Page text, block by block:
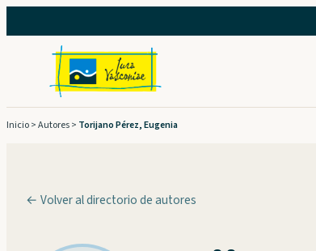
al
contenido
Inicio>Autores> Torijano Pérez, Eugenia
← Volver al directorio de autores